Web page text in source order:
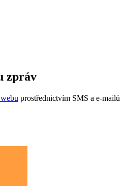
zpráv
prostřednictvím SMS a e-mailů